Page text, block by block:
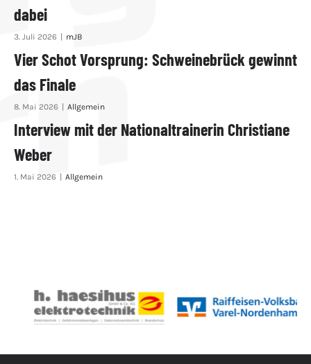
dabei
3. Juli 2026 | mJB
Vier Schot Vorsprung: Schweinebrück gewinnt
das Finale
8. Mai 2026 | Allgemein
Interview mit der Nationaltrainerin Christiane
Weber
1. Mai 2026 | Allgemein